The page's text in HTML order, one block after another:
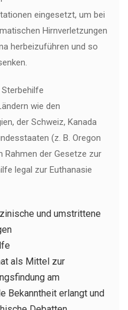
eingesetzt, um bei
Hirnverletzungen
herbeizuführen und so
wie den
der Schweiz, Kanada
(z. B. Oregon
Rahmen der Gesetze zur
legal zur Euthanasie
und umstrittene
als Mittel zur
am
Bekanntheit erlangt und